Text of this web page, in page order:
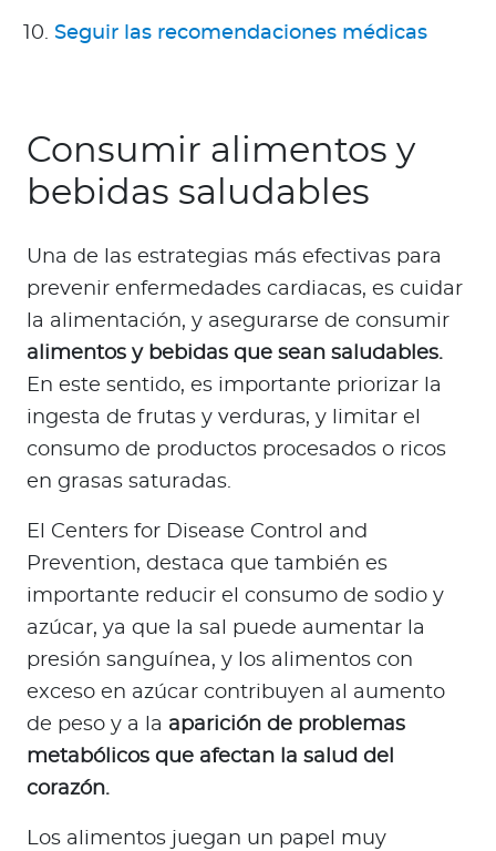
Seguir las recomendaciones médicas
Consumir alimentos y
bebidas saludables
Una de las estrategias más efectivas para
prevenir enfermedades cardiacas, es cuidar
la alimentación, y asegurarse de consumir
alimentos y bebidas que sean saludables.
En este sentido, es importante priorizar la
ingesta de frutas y verduras, y limitar el
consumo de productos procesados o ricos
en grasas saturadas.
El Centers for Disease Control and
Prevention, destaca que también es
importante reducir el consumo de sodio y
azúcar, ya que la sal puede aumentar la
presión sanguínea, y los alimentos con
exceso en azúcar contribuyen al aumento
de peso y a la aparición de problemas
metabólicos que afectan la salud del
corazón.
Los alimentos juegan un papel muy